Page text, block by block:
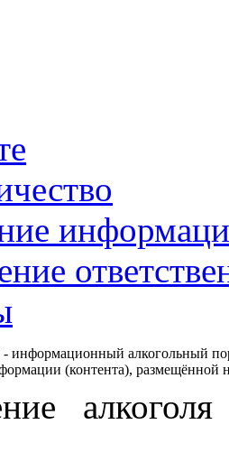
информационный алкогольный
(контента), размещённой